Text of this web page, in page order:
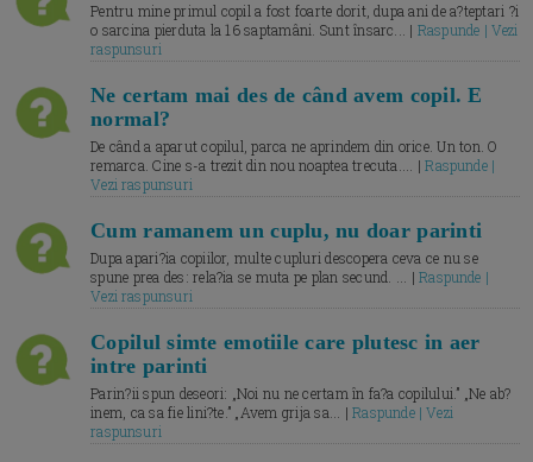
Pentru mine primul copil a fost foarte dorit, dupa ani de a?teptari ?i
o sarcina pierduta la 16 saptamâni. Sunt însarc... | Raspunde | Vezi
raspunsuri
Ne certam mai des de când avem copil. E
normal?
De când a aparut copilul, parca ne aprindem din orice. Un ton. O
remarca. Cine s-a trezit din nou noaptea trecuta.... |Raspunde |
Vezi raspunsuri
Cum ramanem un cuplu, nu doar parinti
Dupa apari?ia copiilor, multe cupluri descopera ceva ce nu se
spune prea des: rela?ia se muta pe plan secund. ... |Raspunde |
Vezi raspunsuri
Copilul simte emotiile care plutesc in aer
intre parinti
Parin?ii spun deseori: „Noi nu ne certam în fa?a copilului.” „Ne ab?
inem, ca sa fie lini?te.” „Avem grija sa... |Raspunde | Vezi
raspunsuri